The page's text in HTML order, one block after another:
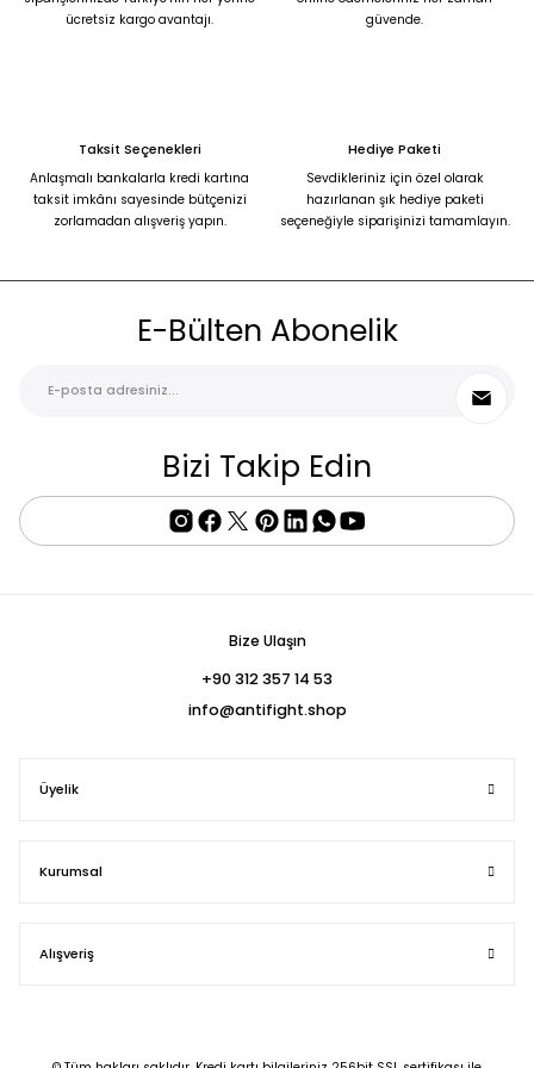
ücretsiz kargo avantajı.
güvende.
Taksit Seçenekleri
Anlaşmalı bankalarla kredi kartına
taksit imkânı sayesinde bütçenizi
zorlamadan alışveriş yapın.
Hediye Paketi
Sevdikleriniz için özel olarak
hazırlanan şık hediye paketi
seçeneğiyle siparişinizi tamamlayın.
E-Bülten Abonelik
Bizi Takip Edin
Bize Ulaşın
+90 312 357 14 53
info@antifight.shop
Üyelik
Kurumsal
Alışveriş